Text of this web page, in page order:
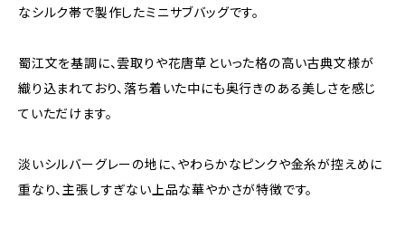
なシルク帯で製作したミニサブバッグです。
蜀江文を基調に、雲取りや花唐草といった格の高い古典文様が
織り込まれており、落ち着いた中にも奥行きのある美しさを感じ
ていただけます。
淡いシルバーグレーの地に、やわらかなピンクや金糸が控えめに
重なり、主張しすぎない上品な華やかさが特徴です。